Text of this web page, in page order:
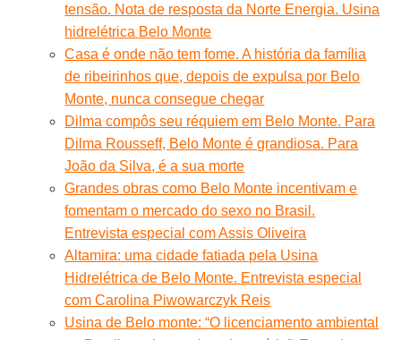
tensão. Nota de resposta da Norte Energia. Usina
hidrelétrica Belo Monte
Casa é onde não tem fome. A história da família
de ribeirinhos que, depois de expulsa por Belo
Monte, nunca consegue chegar
Dilma compôs seu réquiem em Belo Monte. Para
Dilma Rousseff, Belo Monte é grandiosa. Para
João da Silva, é a sua morte
Grandes obras como Belo Monte incentivam e
fomentam o mercado do sexo no Brasil.
Entrevista especial com Assis Oliveira
Altamira: uma cidade fatiada pela Usina
Hidrelétrica de Belo Monte. Entrevista especial
com Carolina Piwowarczyk Reis
Usina de Belo monte: “O licenciamento ambiental